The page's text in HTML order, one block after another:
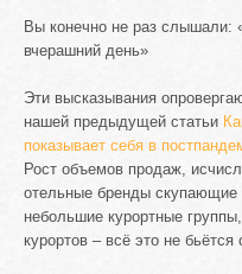
Вы конечно не раз слышали:
вчерашний день»
Эти высказывания
нашей предыдущей статьи
показывает себя в
Рост объемов продаж,
отельные бренды
небольшие курортные
курортов – всё это не